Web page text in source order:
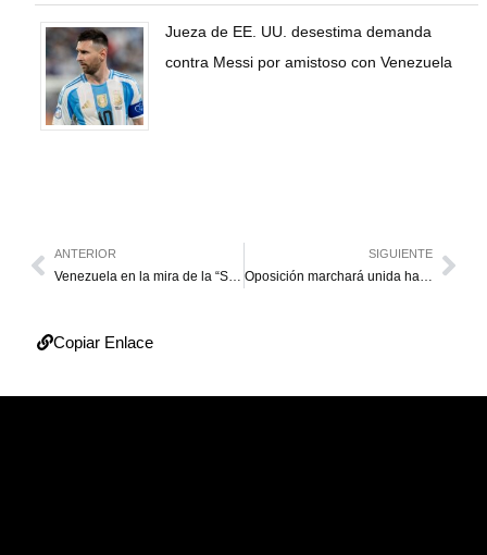
Jueza de EE. UU. desestima demanda
contra Messi por amistoso con Venezuela
ANTERIOR
Venezuela en la mira de la “Seguridad Nacional”
SIGUIENTE
Oposición marchará unida hasta el CNE
Copiar Enlace